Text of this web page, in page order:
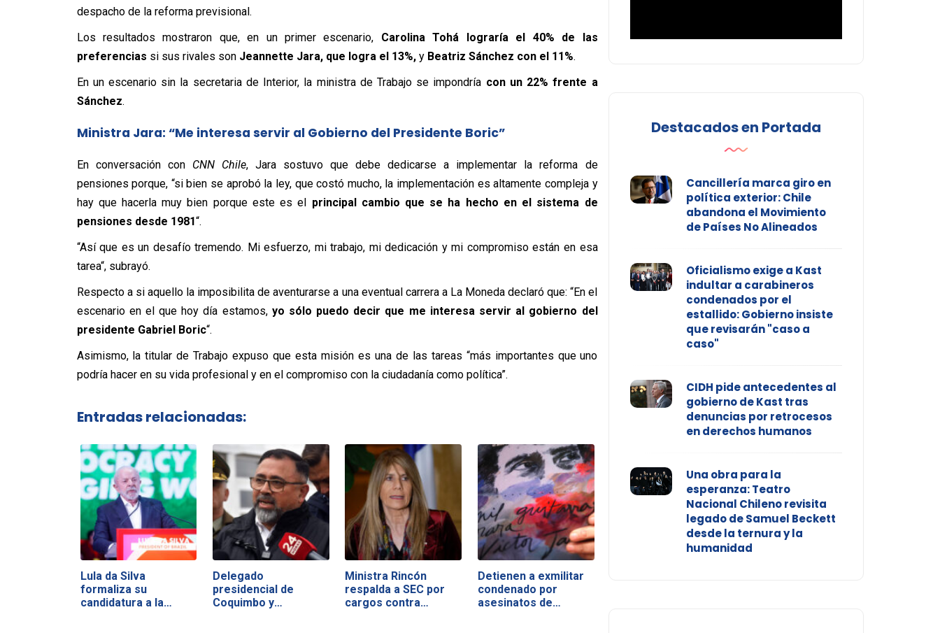
despacho de la reforma previsional.
Los resultados mostraron que, en un primer escenario, Carolina Tohá lograría el 40% de las
preferencias si sus rivales sonJeannette Jara, que logra el 13%,y Beatriz Sánchez con el 11%.
En un escenario sin la secretaria de Interior, la ministra de Trabajo se impondría con un 22% frente a
Sánchez.
Ministra Jara: “Me interesa servir al Gobierno del Presidente Boric”
En conversación con CNN Chile, Jara sostuvo que debe dedicarse a implementar la reforma de
pensiones porque, “si bien se aprobó la ley, que costó mucho, la implementación es altamente compleja y
hay que hacerla muy bien porque este es el principal cambio que se ha hecho en el sistema de
pensiones desde 1981“.
“Así que es un desafío tremendo. Mi esfuerzo, mi trabajo, mi dedicación y mi compromiso están en esa
tarea“, subrayó.
Respecto a si aquello la imposibilita de aventurarse a una eventual carrera a La Moneda declaró que: “En el
escenario en el que hoy día estamos, yo sólo puedo decir que me interesa servir al gobierno del
presidente Gabriel Boric“.
Asimismo, la titular de Trabajo expuso que esta misión es una de las tareas “más importantes que uno
podría hacer en su vida profesional y en el compromiso con la ciudadanía como política”.
Entradas relacionadas:
Lula da Silva
formaliza su
candidatura a la
Delegado
presidencial de
Coquimbo y
Ministra Rincón
respalda a SEC por
cargos contra…
Detienen a exmilitar
condenado por
asesinatos de…
Destacados en Portada
Cancillería marca giro en
política exterior: Chile
abandona el Movimiento
de Países No Alineados
Oficialismo exige a Kast
indultar a carabineros
condenados por el
estallido: Gobierno insiste
que revisarán "caso a
caso"
CIDH pide antecedentes al
gobierno de Kast tras
denuncias por retrocesos
en derechos humanos
Una obra para la
esperanza: Teatro
Nacional Chileno revisita
legado de Samuel Beckett
desde la ternura y la
humanidad